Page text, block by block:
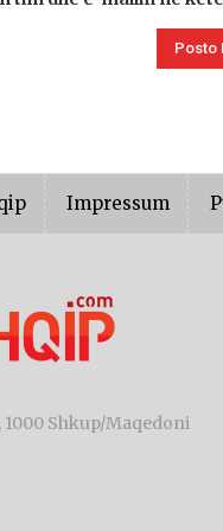
Impressum
1000 Shkup/Maqedoni